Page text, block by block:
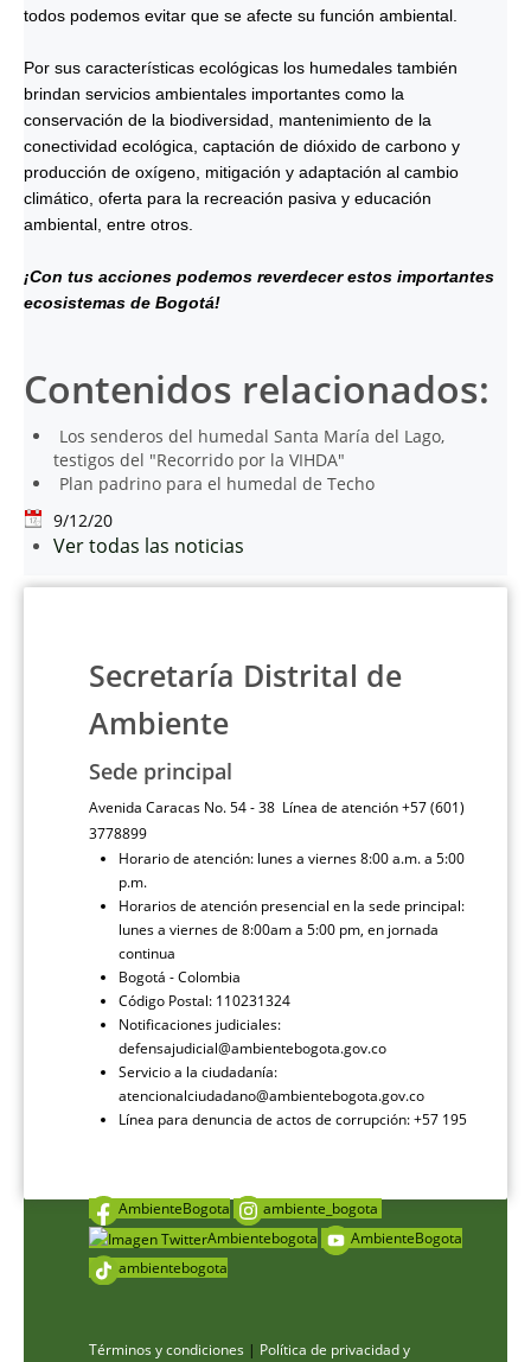
todos podemos evitar que se afecte su función ambiental.
Por sus características ecológicas los humedales también
brindan servicios ambientales importantes como la
conservación de la biodiversidad, mantenimiento de la
conectividad ecológica, captación de dióxido de carbono y
producción de oxígeno, mitigación y adaptación al cambio
climático, oferta para la recreación pasiva y educación
ambiental, entre otros.
¡Con tus acciones podemos reverdecer estos importantes
ecosistemas de Bogotá!
Contenidos relacionados:
Los senderos del humedal Santa María del Lago,
testigos del "Recorrido por la VIHDA"
Plan padrino para el humedal de Techo
9/12/20
Ver todas las noticias
Secretaría Distrital de
Ambiente
Sede principal
Avenida Caracas No. 54 - 38 Línea de atención +57 (601)
3778899
Horario de atención: lunes a viernes 8:00 a.m. a 5:00
p.m.
Horarios de atención presencial en la sede principal:
lunes a viernes de 8:00am a 5:00 pm, en jornada
continua
Bogotá - Colombia
Código Postal: 110231324
Notificaciones judiciales:
defensajudicial@ambientebogota.gov.co
Servicio a la ciudadanía:
atencionalciudadano@ambientebogota.gov.co
Línea para denuncia de actos de corrupción: +57 195
AmbienteBogota
ambiente_bogota
Ambientebogota
AmbienteBogota
ambientebogota
Términos y condiciones | Política de privacidad y